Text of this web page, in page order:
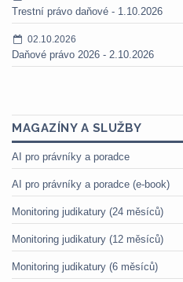
Trestní právo daňové - 1.10.2026
02.10.2026
Daňové právo 2026 - 2.10.2026
MAGAZÍNY A SLUŽBY
AI pro právníky a poradce
AI pro právníky a poradce (e-book)
Monitoring judikatury (24 měsíců)
Monitoring judikatury (12 měsíců)
Monitoring judikatury (6 měsíců)